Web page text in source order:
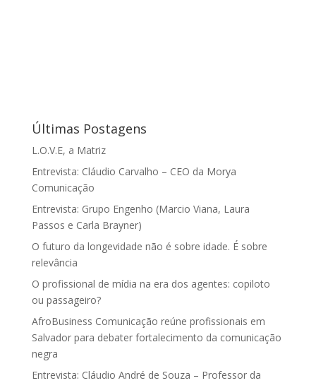
Últimas Postagens
L.O.V.E, a Matriz
Entrevista: Cláudio Carvalho – CEO da Morya
Comunicação
Entrevista: Grupo Engenho (Marcio Viana, Laura
Passos e Carla Brayner)
O futuro da longevidade não é sobre idade. É sobre
relevância
O profissional de mídia na era dos agentes: copiloto
ou passageiro?
AfroBusiness Comunicação reúne profissionais em
Salvador para debater fortalecimento da comunicação
negra
Entrevista: Cláudio André de Souza – Professor da